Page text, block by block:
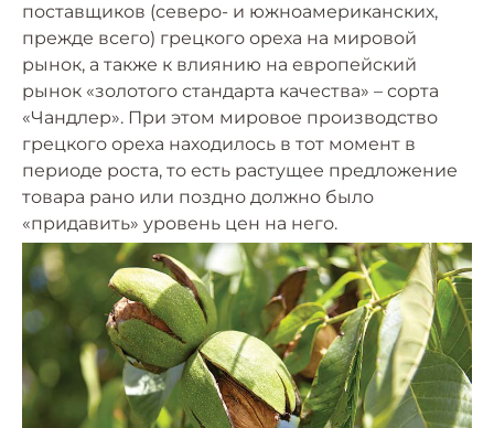
поставщиков (северо- и южноамериканских,
прежде всего) грецкого ореха на мировой
рынок, а также к влиянию на европейский
рынок «золотого стандарта качества» – сорта
«Чандлер». При этом мировое производство
грецкого ореха находилось в тот момент в
периоде роста, то есть растущее предложение
товара рано или поздно должно было
«придавить» уровень цен на него.